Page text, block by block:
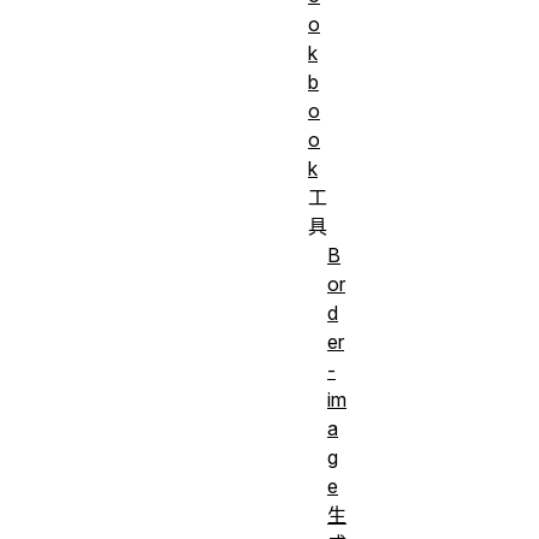
o
k
b
o
o
k
工
具
B
or
d
er
-
im
a
g
e
生